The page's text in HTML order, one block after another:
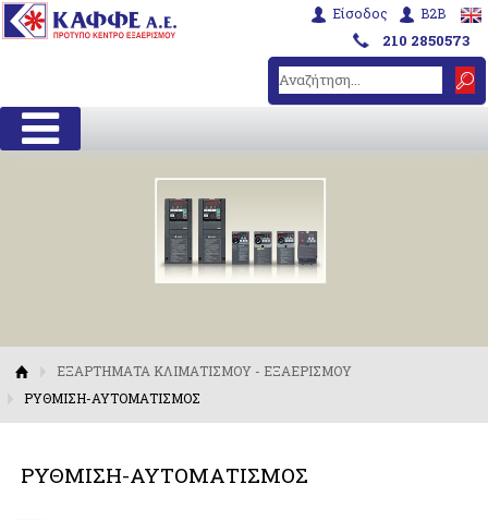
B2B
Είσοδος
210 2850573
ΕΞΑΡΤΗΜΑΤΑ ΚΛΙΜΑΤΙΣΜΟΥ - ΕΞΑΕΡΙΣΜΟΥ
ΡΥΘΜΙΣΗ-ΑΥΤΟΜΑΤΙΣΜΟΣ
ΡΥΘΜΙΣΗ-ΑΥΤΟΜΑΤΙΣΜΟΣ